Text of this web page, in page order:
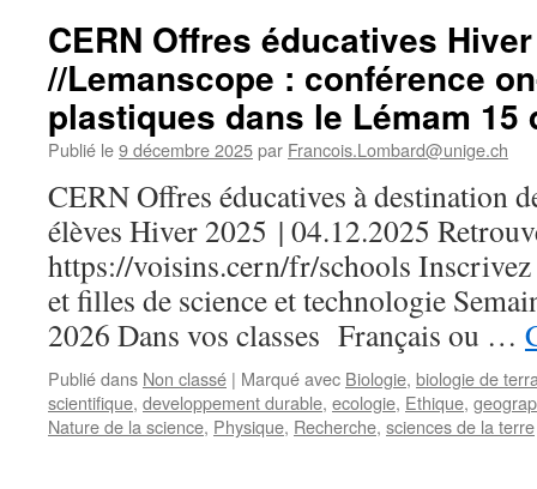
CERN Offres éducatives
//Lemanscope : conférence
plastiques dans le Lémam 15
Publié le9 décembre 2025par Francois.Lombard@unige.ch
CERN Offres éducatives à destination
élèves Hiver 2025 | 04.12.2025
https://voisins.cern/fr/schools
et filles de science et technologie
2026 Dans vos classes Français ou …
Publié dans Non classé | Marqué avec Biologie, biologie de
scientifique, developpement durable, ecologie, Ethique,
Nature de la science, Physique, Recherche, sciences de la terre